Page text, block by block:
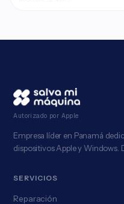
Autorizado por Apple
Empresa líder en Panamá
dispositivos Apple y Windows.
SERVICIOS
Reparación